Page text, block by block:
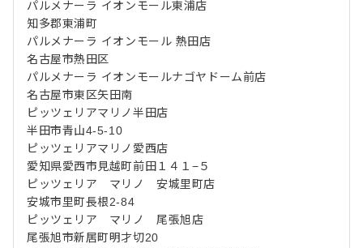
パルメナーラ イオンモール東浦店
知多郡東浦町
パルメナーラ イオンモール 熱田店
名古屋市熱田区
パルメナーラ イオンモールナゴヤドーム前店
名古屋市東区矢田南
ピッツェリアマリノ半田店
半田市青山4-5-10
ピッツェリアマリノ愛西店
愛知県愛西市見越町前田１４１−５
ピッツェリア マリノ 安城里町店
安城市里町長根2-84
ピッツェリア マリノ 尾張旭店
尾張旭市新居町明才切20